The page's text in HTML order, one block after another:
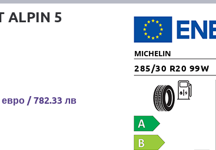
ALPIN 5
/ 782.33 лв
MICHELIN
285/30 R20 99W